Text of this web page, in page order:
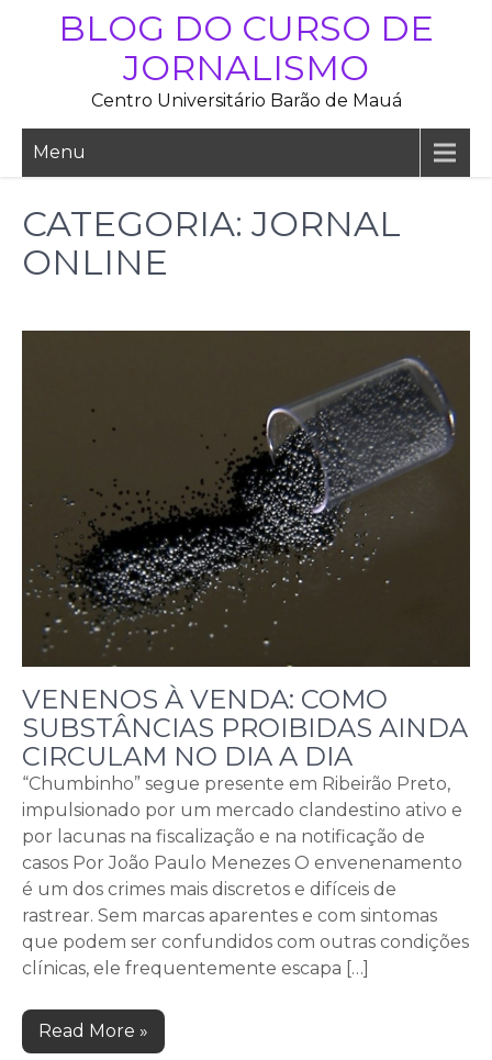
BLOG DO CURSO DE
JORNALISMO
Centro Universitário Barão de Mauá
Menu
CATEGORIA: JORNAL
ONLINE
VENENOS À VENDA: COMO
SUBSTÂNCIAS PROIBIDAS AINDA
CIRCULAM NO DIA A DIA
“Chumbinho” segue presente em Ribeirão Preto,
impulsionado por um mercado clandestino ativo e
por lacunas na fiscalização e na notificação de
casos Por João Paulo Menezes O envenenamento
é um dos crimes mais discretos e difíceis de
rastrear. Sem marcas aparentes e com sintomas
que podem ser confundidos com outras condições
clínicas, ele frequentemente escapa […]
Read More »